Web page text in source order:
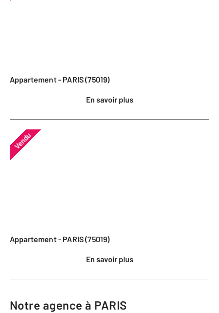
Appartement - PARIS (75019)
En savoir plus
Vendu
Appartement - PARIS (75019)
En savoir plus
Notre agence à PARIS